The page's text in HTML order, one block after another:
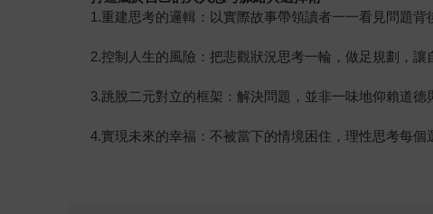
1.重建思考的邏輯：以實際故事帶領讀者一一看見問題
2.控制人生的風險：把悲觀狀況思考一輪，做足規劃，讓
3.跳脫二元對立的框架：解決問題，並非一味地仰賴道
4.實現未來的幸福：不被當下的情境困住，理性思考每